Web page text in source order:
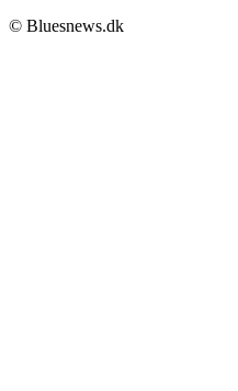
© Bluesnews.dk